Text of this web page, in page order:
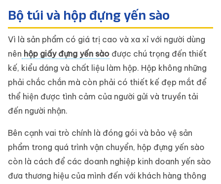
Bộ túi và hộp đựng yến sào
Vì là sản phẩm có giá trị cao và xa xỉ với người dùng
nên hộp giấy đựng yến sào được chú trọng đến thiết
kế, kiểu dáng và chất liệu làm hộp. Hộp không những
phải chắc chắn mà còn phải có thiết kế đẹp mắt để
thể hiện được tình cảm của người gửi và truyền tải
đến người nhận.
Bên cạnh vai trò chính là đóng gói và bảo vệ sản
phẩm trong quá trình vận chuyển, hộp đựng yến sào
còn là cách để các doanh nghiệp kinh doanh yến sào
đưa thương hiệu của mình đến với khách hàng thông